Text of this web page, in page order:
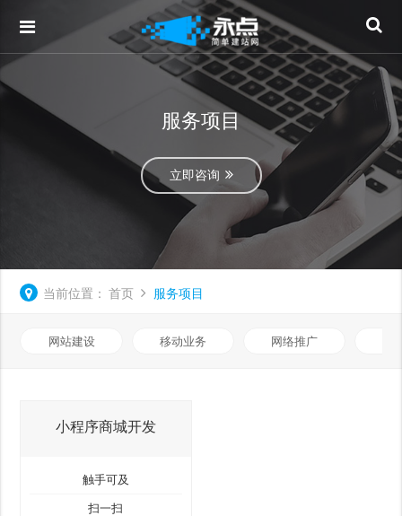
服务项目
立即咨询
当前位置： 首页 服务项目
网站建设 移动业务 网络推广
小程序商城开发
触手可及
扫一扫